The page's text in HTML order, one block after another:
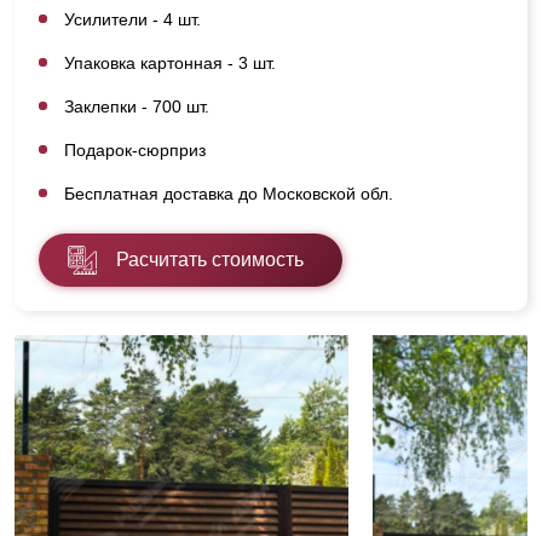
Усилители - 4 шт.
Упаковка картонная - 3 шт.
Заклепки - 700 шт.
Подарок-сюрприз
Бесплатная доставка до Московской обл.
Расчитать стоимость